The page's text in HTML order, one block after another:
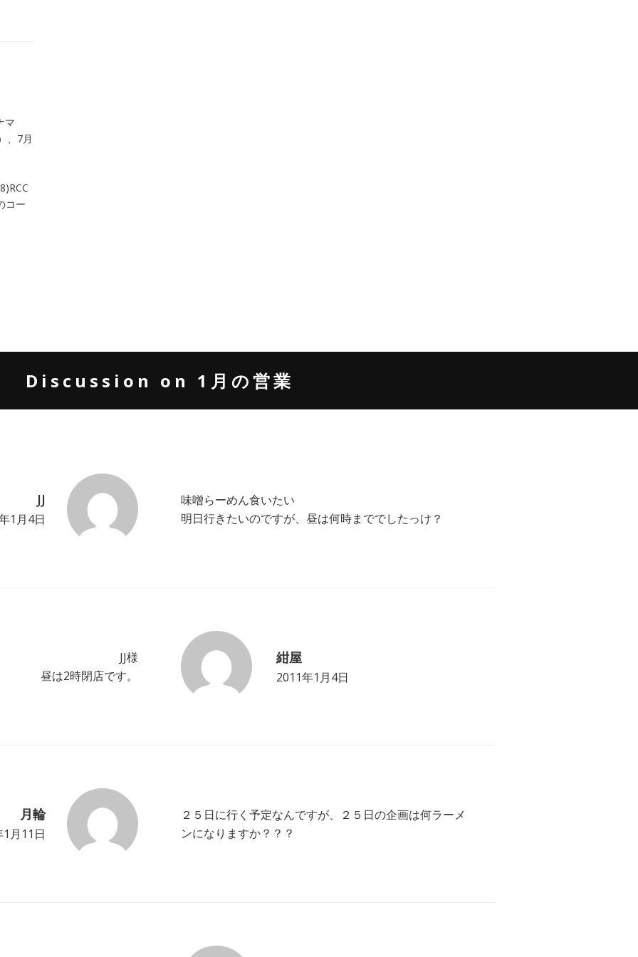
マ
、7月
コー
Discussion on 1月の営業
JJ
1月4日
味噌らーめん食いたい
明日行きたいのですが、昼は何時まででしたっけ？
紺屋
2011年1月4日
JJ様
昼は2時閉店です。
月輪
月11日
２５日に行く予定なんですが、２５日の企画は何ラーメ
ンになりますか？？？